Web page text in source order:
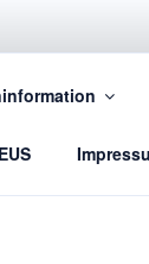
EUS